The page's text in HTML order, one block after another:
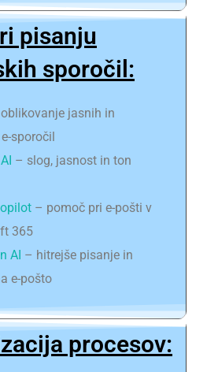
pisanju
sporočil:
jasnih in
sporočil
– slog, jasnost in ton
– pomoč pri e-pošti v
365
AI – hitrejše pisanje in
e-pošto
procesov: